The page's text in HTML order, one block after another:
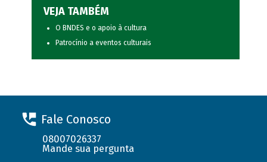
VEJA TAMBÉM
O BNDES e o apoio à cultura
Patrocínio a eventos culturais
Fale Conosco
08007026337
Mande sua pergunta